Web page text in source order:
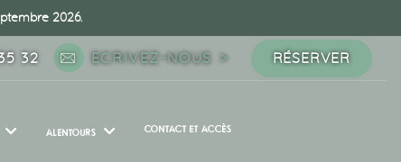
2026.
32 ECRIVEZ-NOUS RÉSERVER
ALENTOURS CONTACT ET ACCÈS